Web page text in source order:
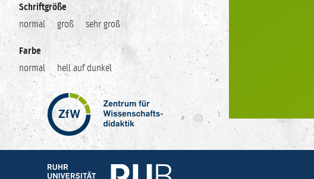
Schriftgröße
normal
groß sehr groß
Farbe
normal
hell auf dunkel
Zentrum
für
Wissenschaftsdidaktik
–
Ruhr-